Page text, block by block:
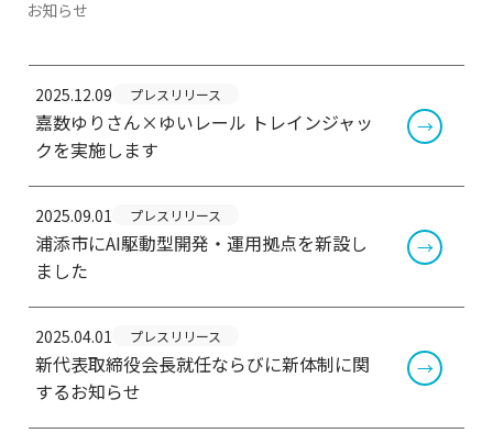
お知らせ
2025.12.09 プレスリリース
嘉数ゆりさん×ゆいレール トレインジャッ
クを実施します
2025.09.01 プレスリリース
浦添市にAI駆動型開発・運用拠点を新設し
ました
2025.04.01 プレスリリース
新代表取締役会長就任ならびに新体制に関
するお知らせ